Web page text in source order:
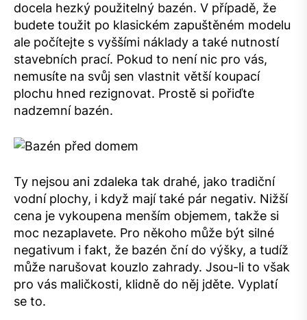
docela hezký použitelný bazén. V případě, že
budete toužit po klasickém zapuštěném modelu
ale počítejte s vyššími náklady a také nutností
stavebních prací. Pokud to není nic pro vás,
nemusíte na svůj sen vlastnit větší koupací
plochu hned rezignovat. Prostě si pořiďte
nadzemní bazén.
Ty nejsou ani zdaleka tak drahé, jako tradiční
vodní plochy, i když mají také pár negativ. Nižší
cena je vykoupena menším objemem, takže si
moc nezaplavete. Pro někoho může být silné
negativum i fakt, že bazén ční do výšky, a tudíž
může narušovat kouzlo zahrady. Jsou-li to však
pro vás maličkosti, klidně do něj jděte. Vyplatí
se to.